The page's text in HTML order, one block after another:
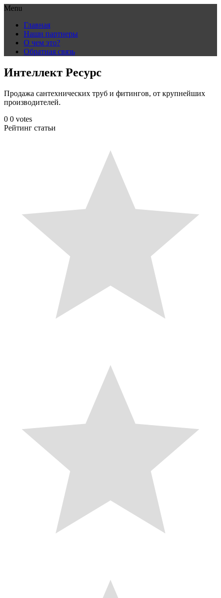
Menu
content
Главная
Наши партнеры
О чем это?
Обратная связь
Интеллект Ресурс
Продажа сантехнических труб и фитингов, от крупнейших
производителей.
0 0 votes
Рейтинг статьи